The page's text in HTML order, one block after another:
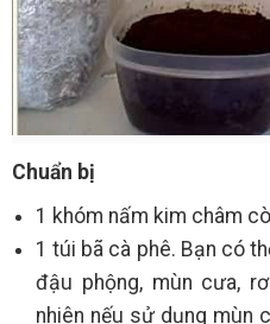
Chuẩn bị
1 khóm nấm kim châm
1 túi bã cà phê. Bạn có
đậu phộng, mùn cưa,
nhiên nếu sử dụng mùn